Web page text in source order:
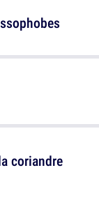
coriandre